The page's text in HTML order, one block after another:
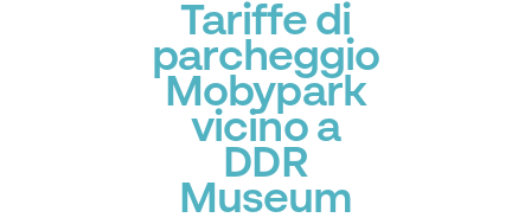
Tariffe di
parcheggio
Mobypark
vicino a
DDR
Museum